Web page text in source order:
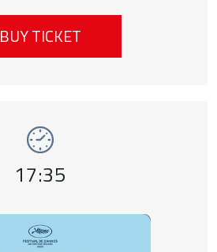
BUY TICKET
Event time,
17:35